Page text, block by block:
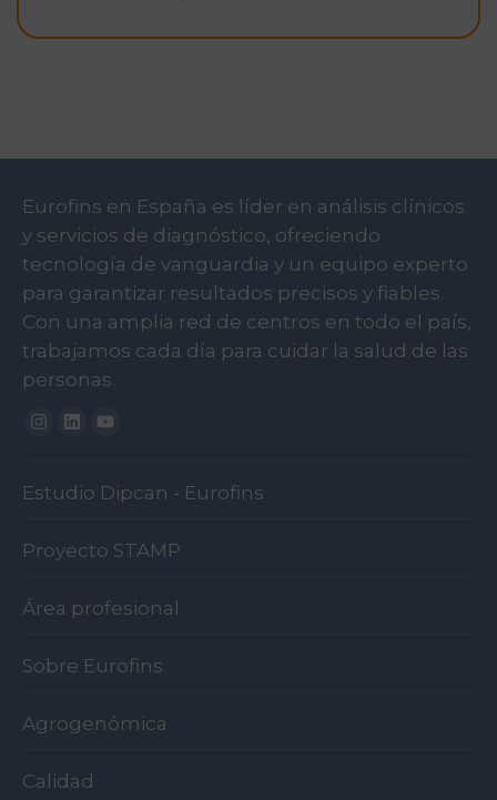
Eurofins en España es líder en análisis clínicos
y servicios de diagnóstico, ofreciendo
tecnología de vanguardia y un equipo experto
para garantizar resultados precisos y fiables.
Con una amplia red de centros en todo el país,
trabajamos cada día para cuidar la salud de las
personas.
Instagram
Linkedin
Youtube
Estudio Dipcan - Eurofins
Proyecto STAMP
Área profesional
Sobre Eurofins
Agrogenómica
Calidad